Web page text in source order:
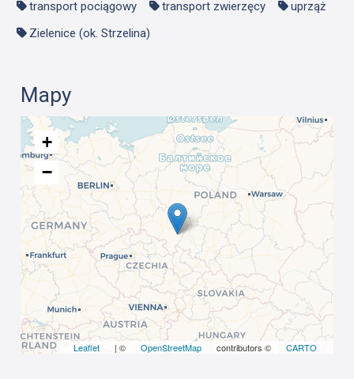
transport pociągowy
transport zwierzęcy
uprząż
Zielenice (ok. Strzelina)
Mapy
+
−
Leaflet | © OpenStreetMap contributors © CARTO